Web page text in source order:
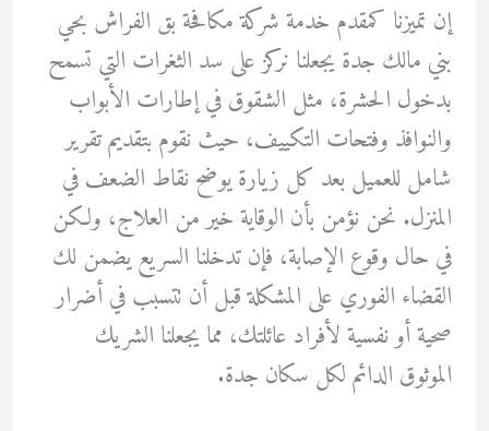
إن تميزنا كمقدم خدمة شركة مكافحة بق الفراش بحي
بني مالك جدة يجعلنا نركز على سد الثغرات التي تسمح
بدخول الحشرة، مثل الشقوق في إطارات الأبواب
والنوافذ وفتحات التكييف، حيث نقوم بتقديم تقرير
شامل للعميل بعد كل زيارة يوضح نقاط الضعف في
المنزل. نحن نؤمن بأن الوقاية خير من العلاج، ولكن
في حال وقوع الإصابة، فإن تدخلنا السريع يضمن لك
القضاء الفوري على المشكلة قبل أن تتسبب في أضرار
صحية أو نفسية لأفراد عائلتك، مما يجعلنا الشريك
الموثوق الدائم لكل سكان جدة.